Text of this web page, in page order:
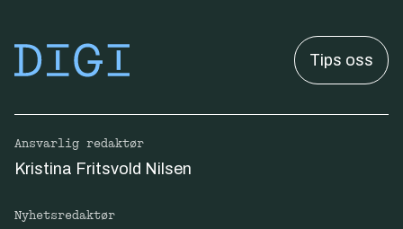
Tips oss
Ansvarlig redaktør
Kristina Fritsvold Nilsen
Nyhetsredaktør